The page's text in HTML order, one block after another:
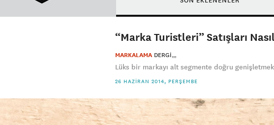
“Marka Turistleri” Satışları
MARKALAMA DERGI
Lüks bir markayı alt segmente doğru
26 HAZIRAN 2014, PERŞEMBE